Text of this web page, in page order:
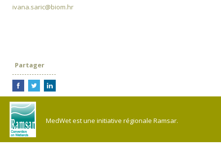
ivana.saric@biom.hr
Partager
MedWet est une initiative régionale Ramsar.